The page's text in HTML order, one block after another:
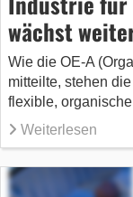
wächst
Wie die OE-A
mitteilte, stehen
flexible,
Weiterlesen